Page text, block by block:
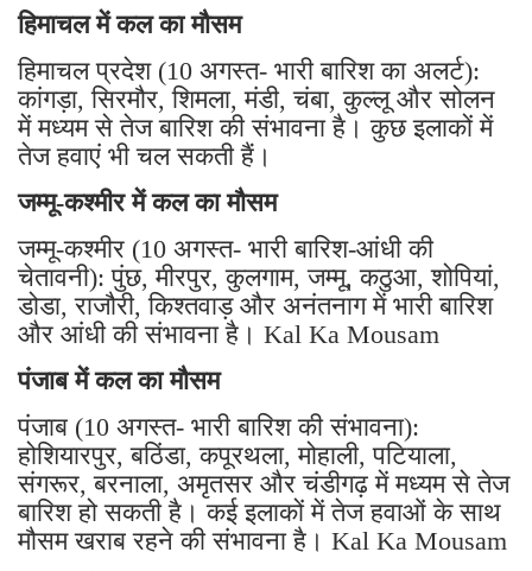
हिमाचल में कल का मौसम
हिमाचल प्रदेश (10 अगस्त- भारी बारिश का अलर्ट):
कांगड़ा, सिरमौर, शिमला, मंडी, चंबा, कुल्लू और सोलन
में मध्यम से तेज बारिश की संभावना है। कुछ इलाकों में
तेज हवाएं भी चल सकती हैं।
जम्मू-कश्मीर में कल का मौसम
जम्मू-कश्मीर (10 अगस्त- भारी बारिश-आंधी की
चेतावनी): पुंछ, मीरपुर, कुलगाम, जम्मू, कठुआ, शोपियां,
डोडा, राजौरी, किश्तवाड़ और अनंतनाग में भारी बारिश
और आंधी की संभावना है। Kal Ka Mousam
पंजाब में कल का मौसम
पंजाब (10 अगस्त- भारी बारिश की संभावना):
होशियारपुर, बठिंडा, कपूरथला, मोहाली, पटियाला,
संगरूर, बरनाला, अमृतसर और चंडीगढ़ में मध्यम से तेज
बारिश हो सकती है। कई इलाकों में तेज हवाओं के साथ
मौसम खराब रहने की संभावना है। Kal Ka Mousam